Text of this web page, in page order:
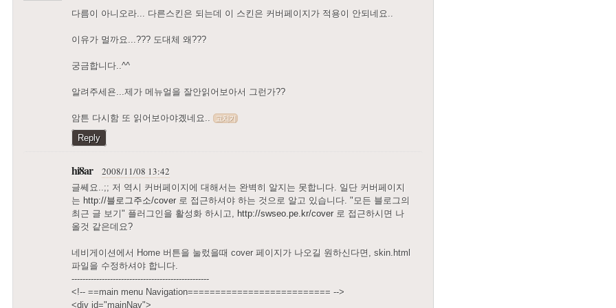
다름이 아니오라... 다른스킨은 되는데 이 스킨은 커버페이지가 적용이 안되네요..
이유가 멀까요...??? 도대체 왜???
궁금합니다..^^
알려주세욘...제가 메뉴얼을 잘안읽어보아서 그런가??
암튼 다시함 또 읽어보아야곘네요.. 고치기
Reply
hi8ar 2008/11/08 13:42
글쎄요..;; 저 역시 커버페이지에 대해서는 완벽히 알지는 못합니다. 일단 커버페이지
는 http://블로그주소/cover로 접근하셔야 하는 것으로 알고 있습니다. "모든 블로그의
최근 글 보기" 플러그인을 활성화 하시고, http://swseo.pe.kr/cover로 접근하시면 나
올것 같은데요?
네비게이션에서 Home 버튼을 눌렀을때 cover 페이지가 나오길 원하신다면, skin.html
파일을 수정하셔야 합니다.
--------------------------------------------------
<!-- ==main menu Navigation========================== -->
<div id="mainNav">